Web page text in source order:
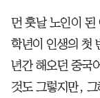
먼 훗날 노인이
학년이 인생의 첫
년간 해오던 중국
것도 그렇지만,